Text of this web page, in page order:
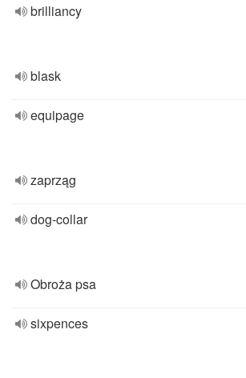
brilliancy
blask
equipage
zaprząg
dog-collar
Obroża psa
sixpences